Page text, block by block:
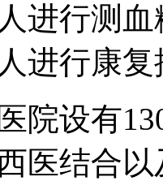
进行测
进行康复
院设有
医结合